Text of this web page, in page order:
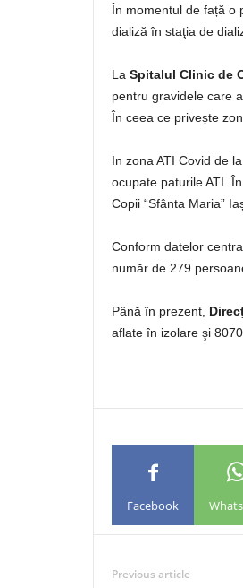
În momentul de față o
dializă în staţia de
La Spitalul Clinic de
pentru gravidele care
În ceea ce privește
In zona ATI Covid de la
ocupate paturile ATI.
Copii “Sfânta Maria”
Conform datelor
număr de 279
Până în prezent,
aflate în izolare şi
Facebook
Previous article